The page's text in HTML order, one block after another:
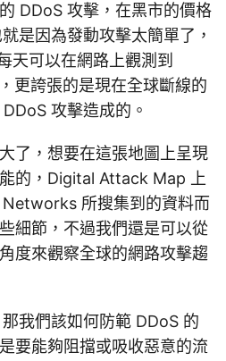
DDoS 攻擊，在黑市的價格
是因為發動攻擊太簡單了，
可以在網路上觀測到
更誇張的是現在全球斷線的
攻擊造成的。
了，想要在這張地圖上呈現
的，Digital Attack Map 上
所搜集到的資料而
細節，不過我們還是可以從
度來觀察全球的網路攻擊趨
我們該如何防範 DDoS 的
要能夠阻擋或吸收惡意的流